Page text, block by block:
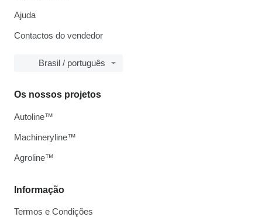
Ajuda
Contactos do vendedor
Brasil / português
Informação
Termos e Condições
Os nossos projetos
Autoline™
Machineryline™
Agroline™